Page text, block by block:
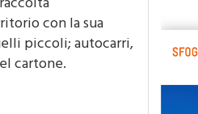
con la sua
piccoli; autocarri,
cartone.